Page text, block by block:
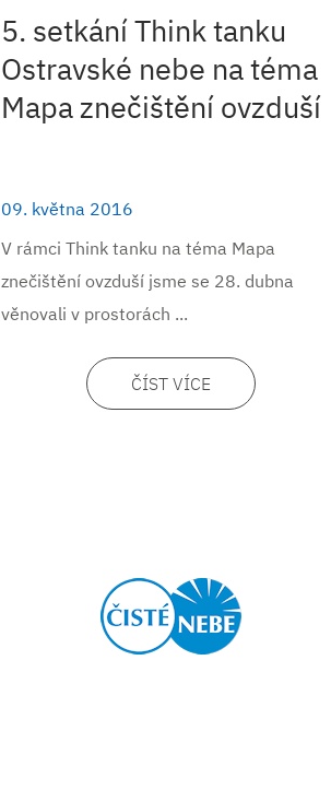
5. setkání Think tanku
Ostravské nebe na téma
Mapa znečištění ovzduší
09. května 2016
V rámci Think tanku na téma Mapa
znečištění ovzduší jsme se 28. dubna
věnovali v prostorách ...
ČÍST VÍCE